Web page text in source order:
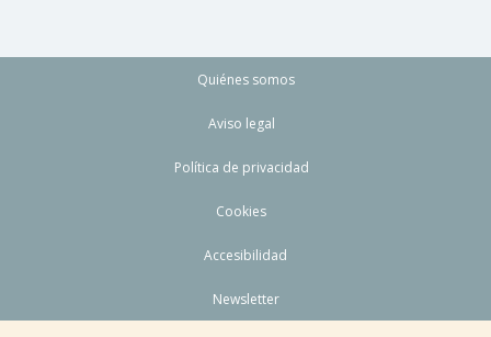
Quiénes somos
Aviso legal
Política de privacidad
Cookies
Accesibilidad
Newsletter